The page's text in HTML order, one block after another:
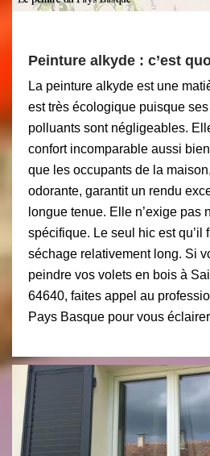
Peinture alkyde : c’est
La peinture alkyde est une
est très écologique puisque
polluants sont négligeables.
confort incomparable aussi
que les occupants de la
odorante, garantit un rendu
longue tenue. Elle n’exige pas
spécifique. Le seul hic est qu’il
séchage relativement long. Si
peindre vos volets en bois à
64640, faites appel au
Pays Basque pour vous